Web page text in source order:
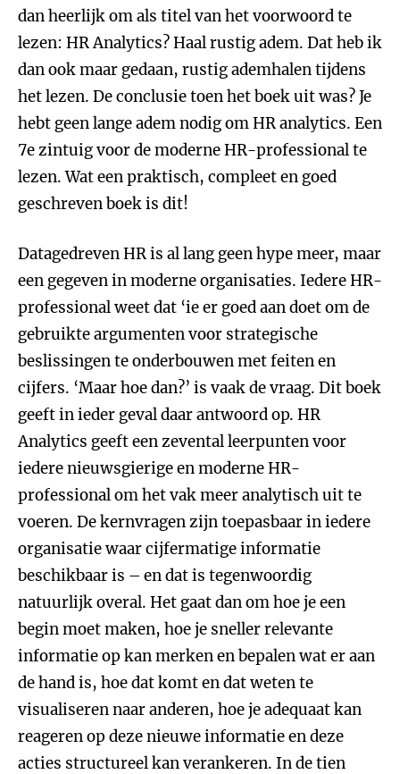
dan heerlijk om als titel van het voorwoord te
lezen: HR Analytics? Haal rustig adem. Dat heb ik
dan ook maar gedaan, rustig ademhalen tijdens
het lezen. De conclusie toen het boek uit was? Je
hebt geen lange adem nodig om HR analytics. Een
7e zintuig voor de moderne HR-professional te
lezen. Wat een praktisch, compleet en goed
geschreven boek is dit!
Datagedreven HR is al lang geen hype meer, maar
een gegeven in moderne organisaties. Iedere HR-
professional weet dat ‘ie er goed aan doet om de
gebruikte argumenten voor strategische
beslissingen te onderbouwen met feiten en
cijfers. ‘Maar hoe dan?’ is vaak de vraag. Dit boek
geeft in ieder geval daar antwoord op. HR
Analytics geeft een zevental leerpunten voor
iedere nieuwsgierige en moderne HR-
professional om het vak meer analytisch uit te
voeren. De kernvragen zijn toepasbaar in iedere
organisatie waar cijfermatige informatie
beschikbaar is – en dat is tegenwoordig
natuurlijk overal. Het gaat dan om hoe je een
begin moet maken, hoe je sneller relevante
informatie op kan merken en bepalen wat er aan
de hand is, hoe dat komt en dat weten te
visualiseren naar anderen, hoe je adequaat kan
reageren op deze nieuwe informatie en deze
acties structureel kan verankeren. In de tien